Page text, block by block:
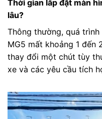
Thời gian lắp đặt màn
lâu?
Thông thường, quá
MG5 mất khoảng 1 đến
thay đổi một chút tùy
xe và các yêu cầu tích